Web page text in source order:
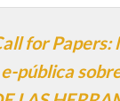
for
pública